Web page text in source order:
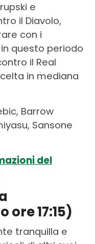
e
il Diavolo,
con i
questo periodo
il Real
in mediana
Barrow
Sansone
del
ore 17:15)
tranquilla e